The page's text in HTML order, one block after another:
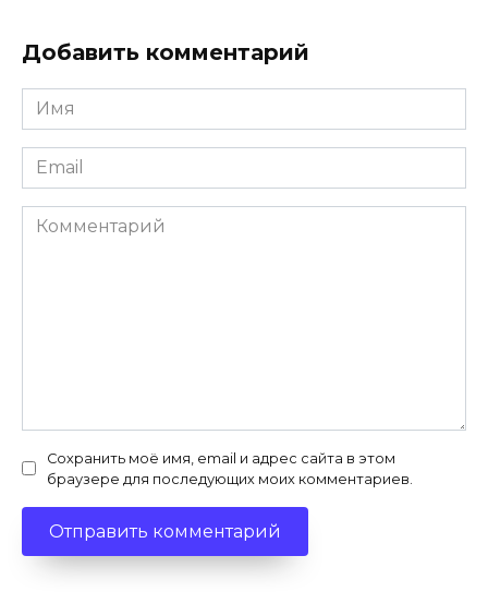
Добавить комментарий
Имя
*
Email
*
Комментарий
Сохранить моё имя, email и адрес сайта в этом
браузере для последующих моих комментариев.